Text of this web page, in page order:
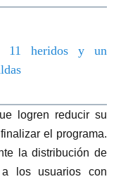
11 heridos y un
logren reducir su
el programa.
la distribución de
a los usuarios con